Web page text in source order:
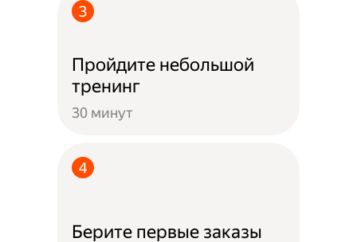
Пройдите небольшой
тренинг
30 минут
Берите первые заказы